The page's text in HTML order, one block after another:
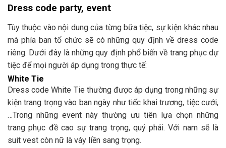
Dress code party, event
Tùy thuộc vào nội dung của từng bữa tiệc, sự kiện khác nhau
mà phía ban tổ chức sẽ có những quy định về dress code
riêng. Dưới đây là những quy định phổ biến về trang phục dự
tiệc để mọi người áp dụng trong thực tế:
White Tie
Dress code White Tie thường được áp dụng trong những sự
kiện trang trọng vào ban ngày như tiếc khai trương, tiệc cưới,
…Trong những event này thường ưu tiên lựa chọn những
trang phục đề cao sự trang trọng, quý phái. Với nam sẽ là
suit vest còn nữ là váy liền sang trọng.